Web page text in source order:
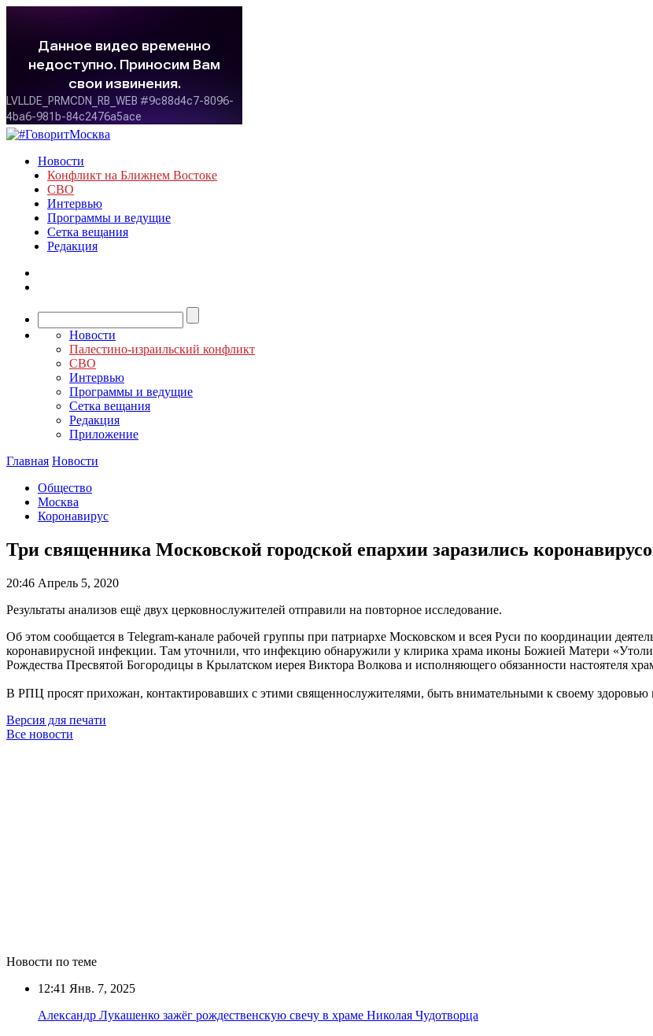
Новости
Конфликт на Ближнем Востоке
СВО
Интервью
Программы и ведущие
Сетка вещания
Редакция
Новости
Палестино-израильский конфликт
СВО
Интервью
Программы и ведущие
Сетка вещания
Редакция
Приложение
Главная Новости
Общество
Москва
Коронавирус
Три священника Московской городской епархии заразились
20:46 Апрель 5, 2020
Результаты анализов ещё двух церковнослужителей отправили на повторное исследование.
Об этом сообщается в Telegram-канале рабочей группы при патриархе Московском и всея Руси по координации
коронавирусной инфекции. Там уточнили, что инфекцию обнаружили у клирика храма иконы Божией Матери
Рождества Пресвятой Богородицы в Крылатском иерея Виктора Волкова и исполняющего обязанности настоятеля
В РПЦ просят прихожан, контактировавших с этими священнослужителями, быть внимательными к своему здоровью
Версия для печати
Все новости
Новости по теме
12:41 Янв. 7, 2025
Александр Лукашенко зажёг рождественскую свечу в храме Николая Чудотворца